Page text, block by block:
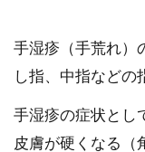
手湿疹（手荒れ）
し指、中指などの
手湿疹の症状とし
皮膚が硬くなる（